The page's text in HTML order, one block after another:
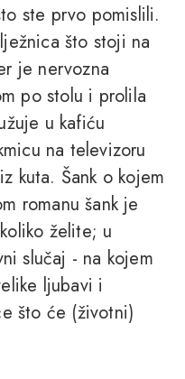
ste prvo pomislili.
što stoji na
je nervozna
po stolu i prolila
u kafiću
na televizoru
kuta. Šank o kojem
romanu šank je
želite; u
slučaj - na kojem
ljubavi i
što će (životni)